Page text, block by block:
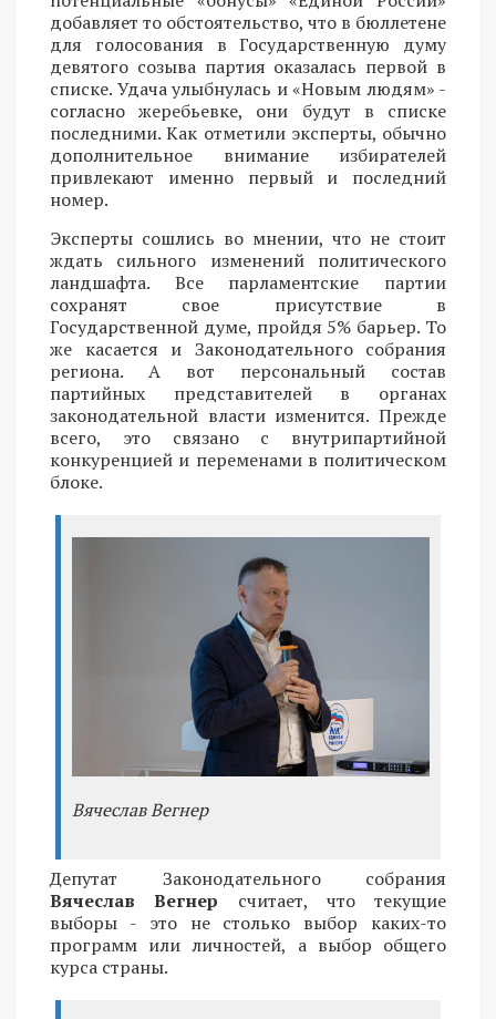
добавляет то обстоятельство, что в бюллетене
для голосования в Государственную думу
девятого созыва партия оказалась первой в
списке. Удача улыбнулась и «Новым людям» -
согласно жеребьевке, они будут в списке
последними. Как отметили эксперты, обычно
дополнительное внимание избирателей
привлекают именно первый и последний
номер.
Эксперты сошлись во мнении, что не стоит
ждать сильного изменений политического
ландшафта. Все парламентские партии
сохранят свое присутствие в
Государственной думе, пройдя 5% барьер. То
же касается и Законодательного собрания
региона. А вот персональный состав
партийных представителей в органах
законодательной власти изменится. Прежде
всего, это связано с внутрипартийной
конкуренцией и переменами в политическом
блоке.
Вячеслав Вегнер
Депутат Законодательного собрания
Вячеслав Вегнер считает, что текущие
выборы - это не столько выбор каких-то
программ или личностей, а выбор общего
курса страны.